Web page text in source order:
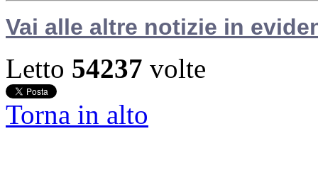
Vai alle altre notizie in
Letto 54237 volte
Torna in alto